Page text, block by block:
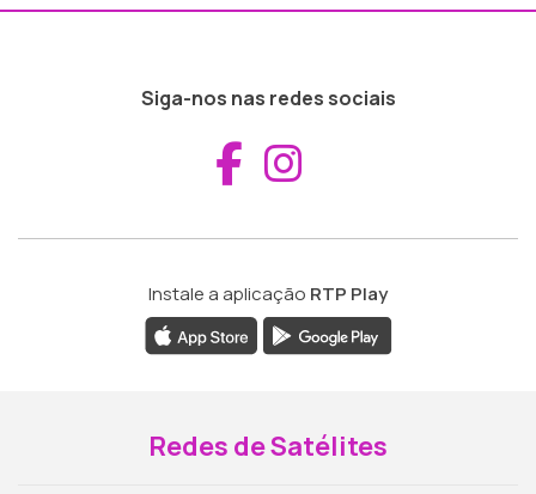
Siga-nos nas redes sociais
Aceder ao
Instale a aplicação RTP Play
Redes de Satélites